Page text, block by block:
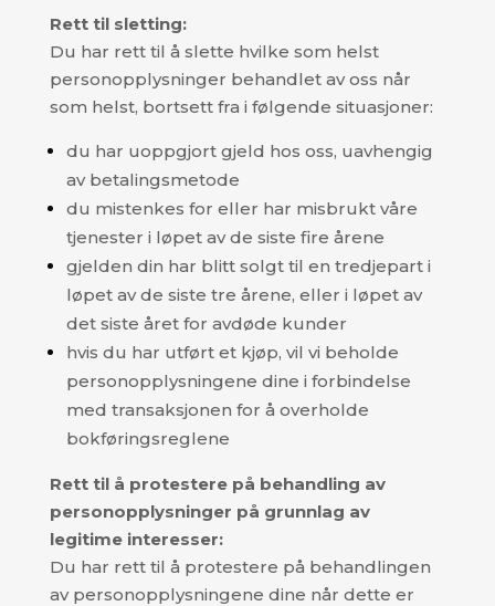
Rett til sletting:
Du har rett til å slette hvilke som helst
personopplysninger behandlet av oss når
som helst, bortsett fra i følgende situasjoner:
du har uoppgjort gjeld hos oss, uavhengig
av betalingsmetode
du mistenkes for eller har misbrukt våre
tjenester i løpet av de siste fire årene
gjelden din har blitt solgt til en tredjepart i
løpet av de siste tre årene, eller i løpet av
det siste året for avdøde kunder
hvis du har utført et kjøp, vil vi beholde
personopplysningene dine i forbindelse
med transaksjonen for å overholde
bokføringsreglene
Rett til å protestere på behandling av
personopplysninger på grunnlag av
legitime interesser:
Du har rett til å protestere på behandlingen
av personopplysningene dine når dette er